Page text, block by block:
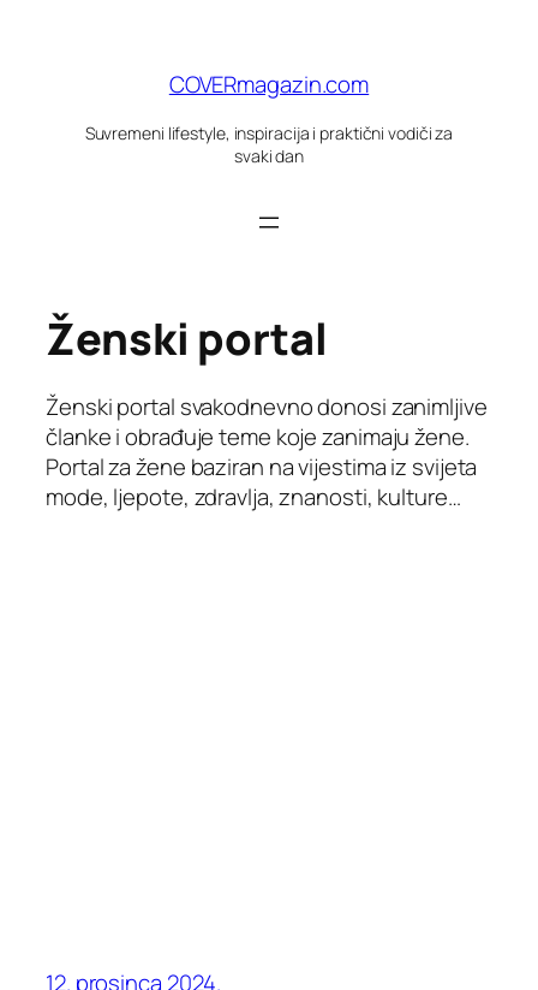
COVERmagazin.com
Suvremeni lifestyle, inspiracija i praktični vodiči za
svaki dan
Ženski portal
Ženski portal svakodnevno donosi zanimljive
članke i obrađuje teme koje zanimaju žene.
Portal za žene baziran na vijestima iz svijeta
mode, ljepote, zdravlja, znanosti, kulture…
12. prosinca 2024.